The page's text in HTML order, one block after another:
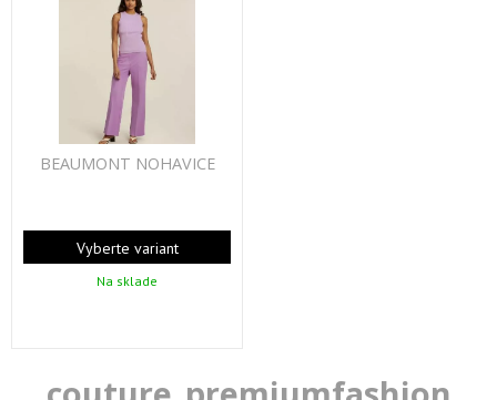
BEAUMONT NOHAVICE
Vyberte variant
Na sklade